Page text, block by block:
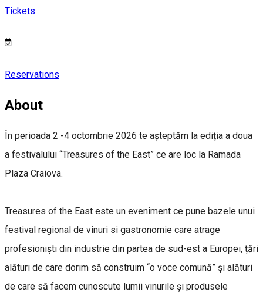
Tickets
Reservations
About
În perioada 2 -4 octombrie 2026 te așteptăm la ediția a doua
a festivalului “Treasures of the East” ce are loc la Ramada
Plaza Craiova.
Treasures of the East este un eveniment ce pune bazele unui
festival regional de vinuri si gastronomie care atrage
profesioniști din industrie din partea de sud-est a Europei, țări
alături de care dorim să construim “o voce comună” și alături
de care să facem cunoscute lumii vinurile și produsele